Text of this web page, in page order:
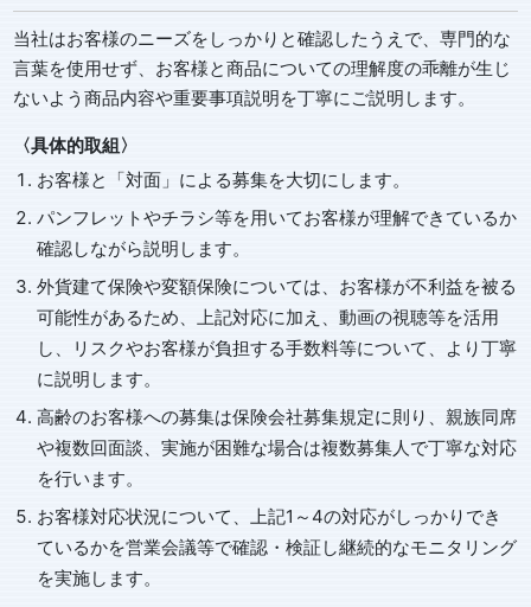
当社はお客様のニーズをしっかりと確認したうえで、専門的な
言葉を使用せず、お客様と商品についての理解度の乖離が生じ
ないよう商品内容や重要事項説明を丁寧にご説明します。
〈具体的取組〉
お客様と「対面」による募集を大切にします。
パンフレットやチラシ等を用いてお客様が理解できているか
確認しながら説明します。
外貨建て保険や変額保険については、お客様が不利益を被る
可能性があるため、上記対応に加え、動画の視聴等を活用
し、リスクやお客様が負担する手数料等について、より丁寧
に説明します。
高齢のお客様への募集は保険会社募集規定に則り、親族同席
や複数回面談、実施が困難な場合は複数募集人で丁寧な対応
を行います。
お客様対応状況について、上記1～4の対応がしっかりでき
ているかを営業会議等で確認・検証し継続的なモニタリング
を実施します。